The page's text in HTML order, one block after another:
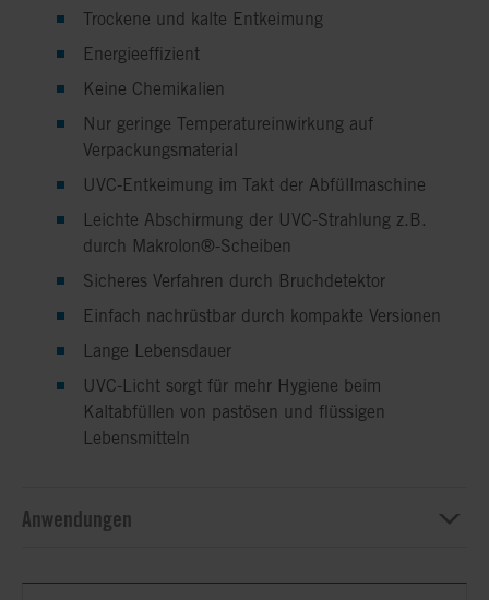
Trockene und kalte Entkeimung
Energieeffizient
Keine Chemikalien
Nur geringe Temperatureinwirkung auf
Verpackungsmaterial
UVC-Entkeimung im Takt der Abfüllmaschine
Leichte Abschirmung der UVC-Strahlung z.B.
durch Makrolon®-Scheiben
Sicheres Verfahren durch Bruchdetektor
Einfach nachrüstbar durch kompakte Versionen
Lange Lebensdauer
UVC-Licht sorgt für mehr Hygiene beim
Kaltabfüllen von pastösen und flüssigen
Lebensmitteln
Anwendungen